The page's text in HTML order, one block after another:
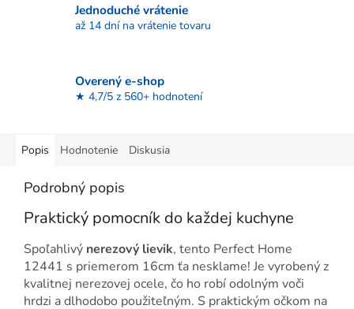
Jednoduché vrátenie
až 14 dní na vrátenie tovaru
Overený e-shop
★ 4,7/5 z 560+ hodnotení
Popis Hodnotenie Diskusia
Podrobný popis
Praktický pomocník do každej kuchyne
Spoľahlivý nerezový lievik, tento Perfect Home
12441 s priemerom 16cm ťa nesklame! Je vyrobený z
kvalitnej nerezovej ocele, čo ho robí odolným voči
hrdzi a dlhodobo použiteľným. S praktickým očkom na